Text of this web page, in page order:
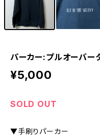
パーカー:プルオーバー
¥5,000
SOLD OUT
▼手刷りパーカー